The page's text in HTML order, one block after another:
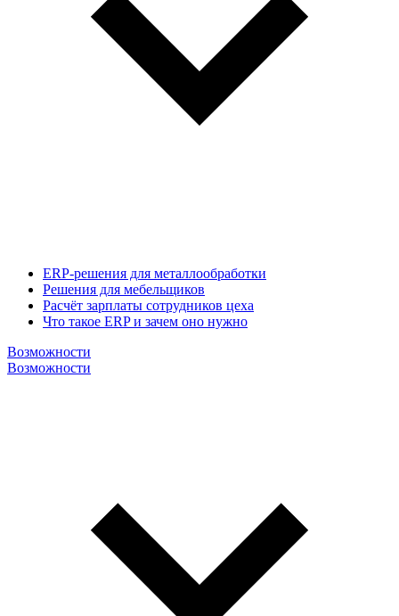
ERP-решения для металлообработки
Решения для мебельщиков
Расчёт зарплаты сотрудников цеха
Что такое ERP и зачем оно нужно
Возможности
Возможности